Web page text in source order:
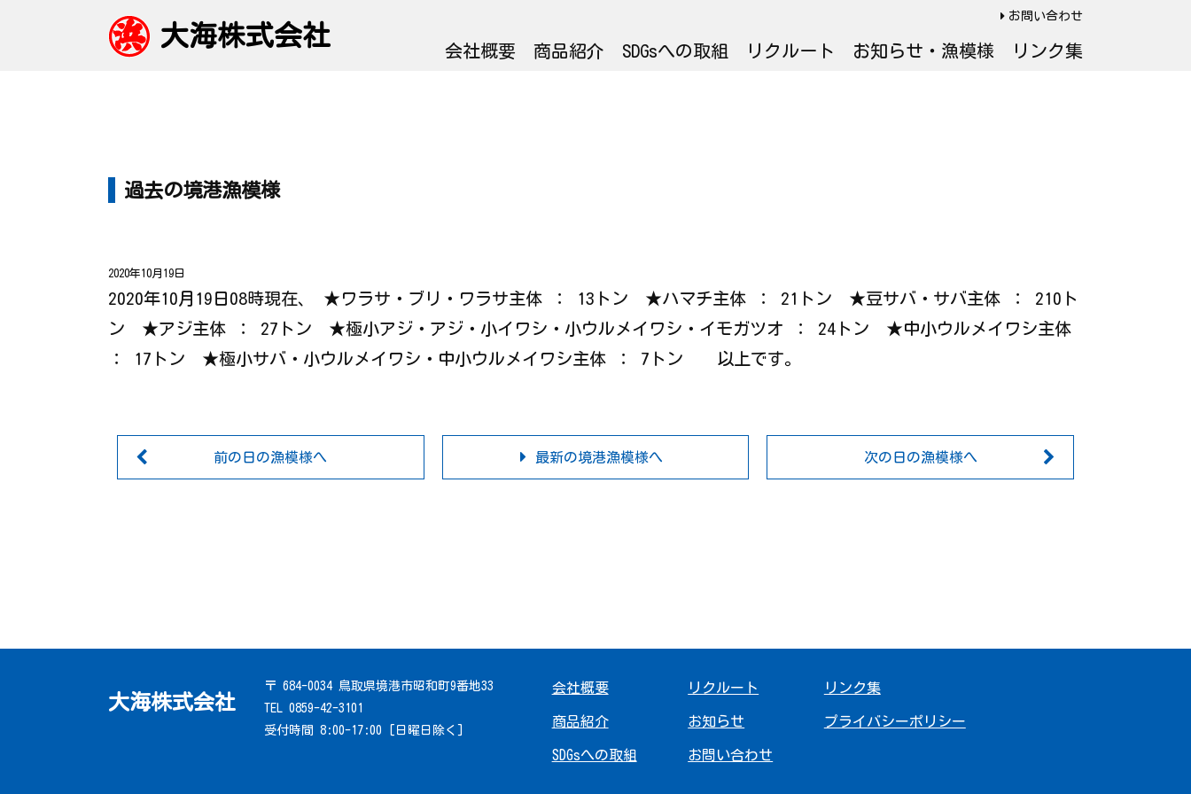
大海株式会社
お問い合わせ
会社概要 商品紹介 SDGsへの取組 リクルート お知らせ・漁模様 リンク集
過去の境港漁模様
2020年10月19日
2020年10月19日08時現在、 ★ワラサ・ブリ・ワラサ主体 ： 13トン ★ハマチ主体 ： 21トン ★豆サバ・サバ主体 ： 210ト
ン ★アジ主体 ： 27トン ★極小アジ・アジ・小イワシ・小ウルメイワシ・イモガツオ ： 24トン ★中小ウルメイワシ主体
： 17トン ★極小サバ・小ウルメイワシ・中小ウルメイワシ主体 ： 7トン 以上です。
前の日の漁模様へ 最新の境港漁模様へ 次の日の漁模様へ
大海株式会社
〒 684-0034 鳥取県境港市昭和町9番地33
TEL 0859-42-3101
受付時間 8:00-17:00 [日曜日除く]
会社概要
商品紹介
SDGsへの取組
リクルート
お知らせ
お問い合わせ
リンク集
プライバシーポリシー